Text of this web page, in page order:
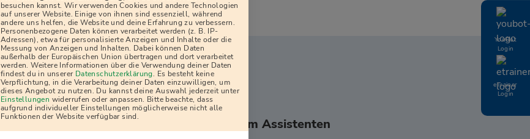
YouBot
Login
eTrainer
Login
2. Folge dem Assistenten
besuchen kannst. Wir verwenden Cookies und andere Technologien
auf unserer Website. Einige von ihnen sind essenziell, während
andere uns helfen, die Website und deine Erfahrung zu verbessern.
Personenbezogene Daten können verarbeitet werden (z. B. IP-
Adressen), etwa für personalisierte Anzeigen und Inhalte oder die
Messung von Anzeigen und Inhalten. Dabei können Daten
außerhalb der Europäischen Union übertragen und dort verarbeitet
werden. Weitere Informationen über die Verwendung deiner Daten
findest du in unserer Datenschutzerklärung. Es besteht keine
Verpflichtung, in die Verarbeitung deiner Daten einzuwilligen, um
dieses Angebot zu nutzen. Du kannst deine Auswahl jederzeit unter
Einstellungen widerrufen oder anpassen. Bitte beachte, dass
aufgrund individueller Einstellungen möglicherweise nicht alle
Funktionen der Website verfügbar sind.